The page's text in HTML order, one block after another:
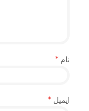
نام *
ایمیل *